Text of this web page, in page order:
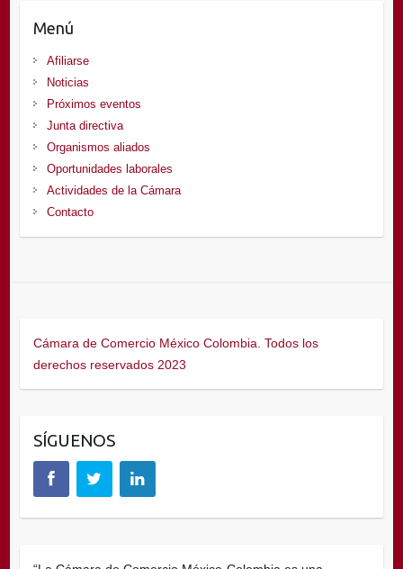
Menú
Afiliarse
Noticias
Próximos eventos
Junta directiva
Organismos aliados
Oportunidades laborales
Actividades de la Cámara
Contacto
Cámara de Comercio México Colombia. Todos los
derechos reservados 2023
SÍGUENOS